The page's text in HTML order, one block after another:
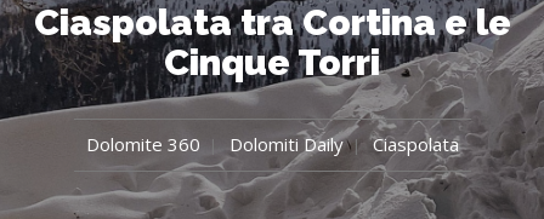
Ciaspolata tra Cortina e le
Cinque Torri
Dolomite 360 Dolomiti Daily Ciaspolata